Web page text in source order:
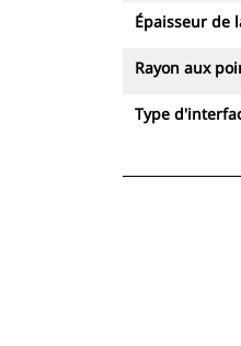
Épaisseur de
Rayon aux
Type